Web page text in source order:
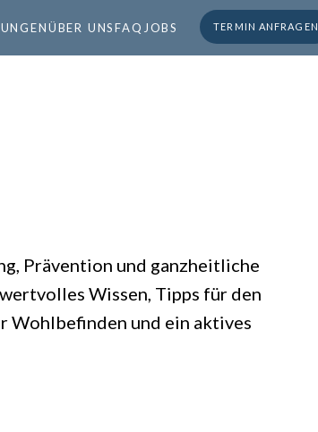
ÜBER UNSFAQ JOBS TERMIN ANFRAGEN
Prävention und ganzheitliche
Wissen, Tipps für den
Wohlbefinden und ein aktives